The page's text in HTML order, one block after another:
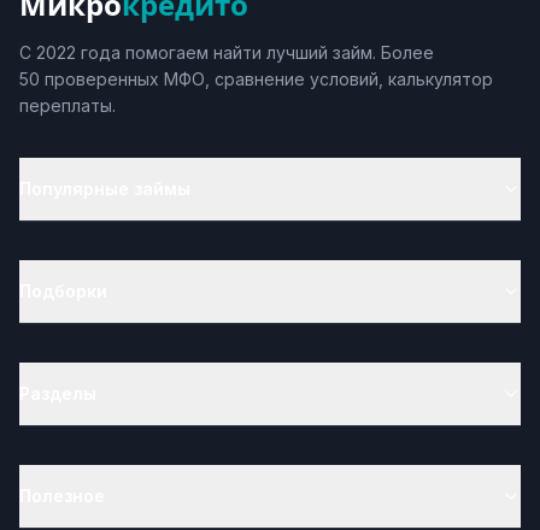
С 2022 года помогаем найти лучший займ. Более
50 проверенных МФО, сравнение условий, калькулятор
переплаты.